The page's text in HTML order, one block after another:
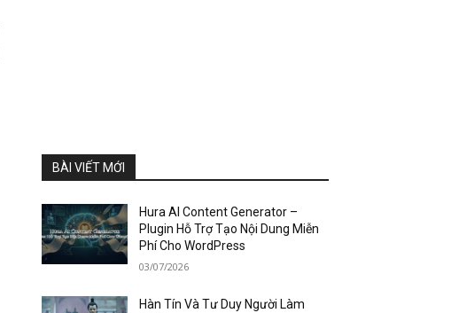
BÀI VIẾT MỚI
Hura AI Content Generator –
Plugin Hỗ Trợ Tạo Nội Dung Miễn
Phí Cho WordPress
03/07/2026
Hàn Tín Và Tư Duy Người Làm